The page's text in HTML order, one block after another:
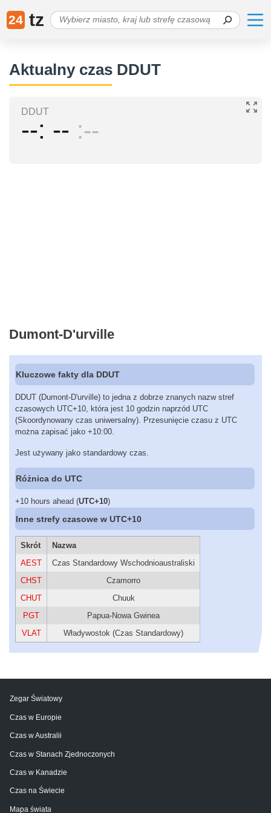
24 tz
Aktualny czas DDUT
DDUT
-- -- --
Dumont-D'urville
Kluczowe fakty dla DDUT
DDUT (Dumont-D'urville) to jedna z dobrze znanych nazw stref
czasowych UTC+10, która jest 10 godzin naprzód UTC
(Skoordynowany czas uniwersalny). Przesunięcie czasu z UTC
można zapisać jako +10:00.
Jest używany jako standardowy czas.
Różnica do UTC
+10 hours ahead (UTC+10)
Inne strefy czasowe w UTC+10
Skrót
Nazwa
AEST
Czas Standardowy Wschodnioaustraliski
CHST
Czamorro
CHUT
Chuuk
PGT
Papua-Nowa Gwinea
VLAT
Władywostok (Czas Standardowy)
Zegar Światowy
Czas w Europie
Czas w Australii
Czas w Stanach Zjednoczonych
Czas w Kanadzie
Czas na Świecie
Mapa świata